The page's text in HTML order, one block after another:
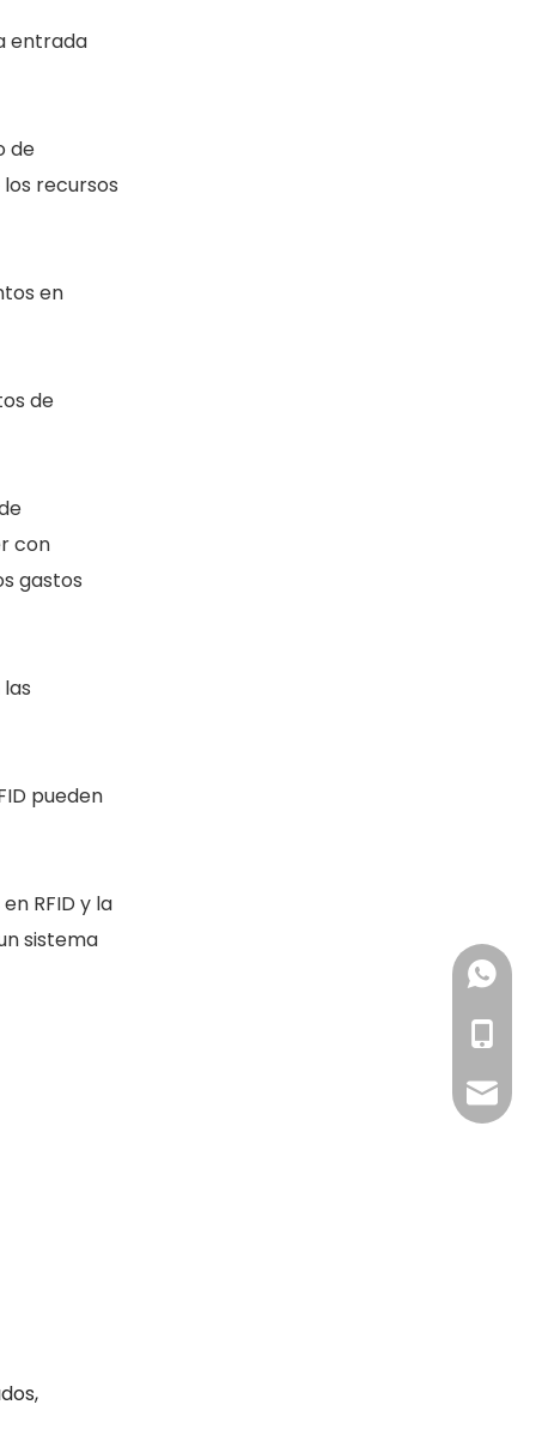
entrada
de
recursos
en
de
con
gastos
pueden
RFID y la
sistema
+86